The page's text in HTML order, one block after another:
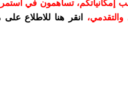
أكثر حسب إمكانياتكم، تساهمون في
والتقدمي،
انقر هنا للاطلاع